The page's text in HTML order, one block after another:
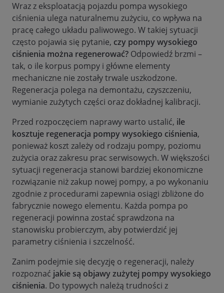
Wraz z eksploatacją pojazdu pompa wysokiego
ciśnienia ulega naturalnemu zużyciu, co wpływa na
pracę całego układu paliwowego. W takiej sytuacji
często pojawia się pytanie, czy pompy wysokiego
ciśnienia można regenerować? Odpowiedź brzmi –
tak, o ile korpus pompy i główne elementy
mechaniczne nie zostały trwale uszkodzone.
Regeneracja polega na demontażu, czyszczeniu,
wymianie zużytych części oraz dokładnej kalibracji.
Przed rozpoczęciem naprawy warto ustalić, ile
kosztuje regeneracja pompy wysokiego ciśnienia,
ponieważ koszt zależy od rodzaju pompy, poziomu
zużycia oraz zakresu prac serwisowych. W większości
sytuacji regeneracja stanowi bardziej ekonomiczne
rozwiązanie niż zakup nowej pompy, a po wykonaniu
zgodnie z procedurami zapewnia osiągi zbliżone do
fabrycznie nowego elementu. Każda pompa po
regeneracji powinna zostać sprawdzona na
stanowisku probierczym, aby potwierdzić jej
parametry ciśnienia i szczelność.
Zanim podejmie się decyzję o regeneracji, należy
rozpoznać jakie są objawy zużytej pompy wysokiego
ciśnienia. Do typowych należą trudności z